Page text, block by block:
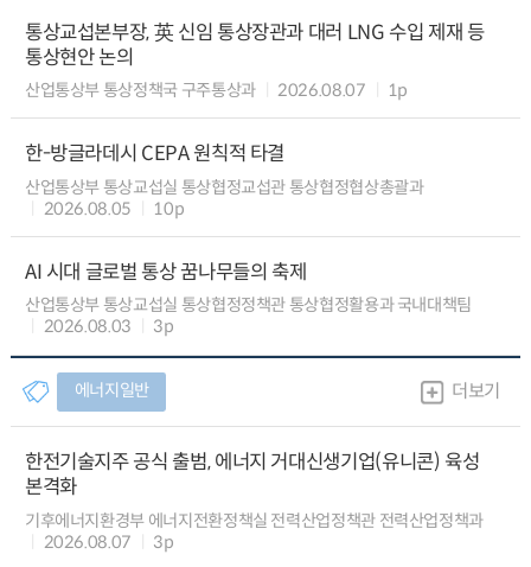
통상교섭본부장, 英 신임 통상장관과 대러 LNG 수입 제재 등
통상현안 논의
산업통상부 통상정책국 구주통상과 2026.08.07 1p
한-방글라데시 CEPA 원칙적 타결
산업통상부 통상교섭실 통상협정교섭관 통상협정협상총괄과
2026.08.05
10p
AI 시대 글로벌 통상 꿈나무들의 축제
산업통상부 통상교섭실 통상협정정책관 통상협정활용과 국내대책팀
2026.08.03
3p
에너지일반 더보기
한전기술지주 공식 출범, 에너지 거대신생기업(유니콘) 육성
본격화
기후에너지환경부 에너지전환정책실 전력산업정책관 전력산업정책과
2026.08.07
3p